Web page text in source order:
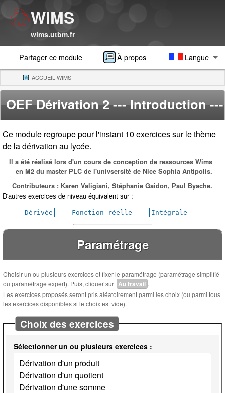
WIMS
wims.utbm.fr
Partager ce module À propos Langue
ACCUEIL WIMS(CURRENT)
OEF Dérivation 2--- Introduction ---
Ce module regroupe pour l'instant 10 exercices sur le thème
de la dérivation au lycée.
Il a été réalisé lors d'un cours de conception de ressources Wims
en M2 du master PLC de l'univsersité de Nice Sophia Antipolis.
Contributeurs : Karen Valigiani, Stéphanie Gaidon, Paul Byache.
D'autres exercices de niveau équivalent sur :
Dérivée Fonction réelle Intégrale
Paramétrage
Choisir un ou plusieurs exercices et fixer le paramétrage (paramétrage simplifié
ou paramétrage expert). Puis, cliquer sur Au travail .
Les exercices proposés seront pris aléatoirement parmi les choix (ou parmi tous
les exercices disponibles si le choix est vide).
Choix des exercices
Sélectionner un ou plusieurs exercices :